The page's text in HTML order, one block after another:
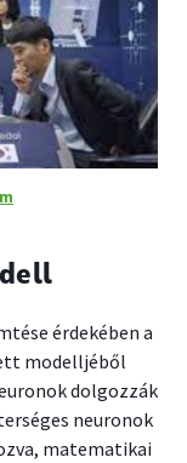
érdekében a
modelljéből
dolgozzák
neuronok
matematikai